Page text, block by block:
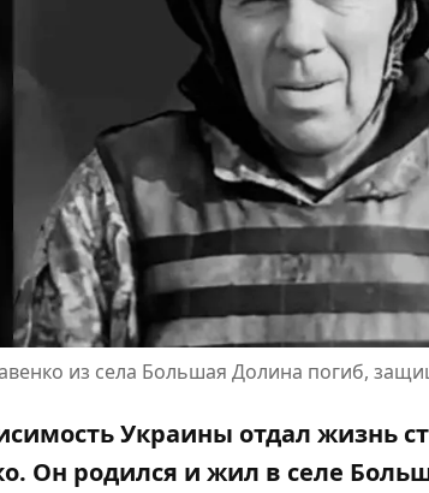
из села Большая Долина погиб,
Украины отдал жизнь
Он родился и жил в селе